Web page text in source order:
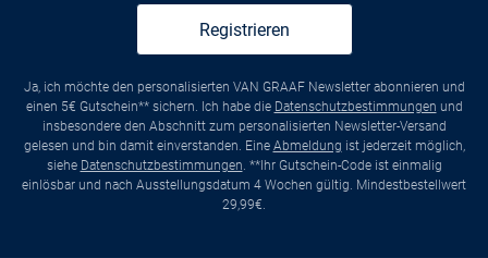
Registrieren
Ja, ich möchte den personalisierten VAN GRAAF Newsletter abonnieren und
einen 5€ Gutschein** sichern. Ich habe die Datenschutzbestimmungen und
insbesondere den Abschnitt zum personalisierten Newsletter-Versand
gelesen und bin damit einverstanden. Eine Abmeldung ist jederzeit möglich,
siehe Datenschutzbestimmungen. **Ihr Gutschein-Code ist einmalig
einlösbar und nach Ausstellungsdatum 4 Wochen gültig. Mindestbestellwert
29,99€.